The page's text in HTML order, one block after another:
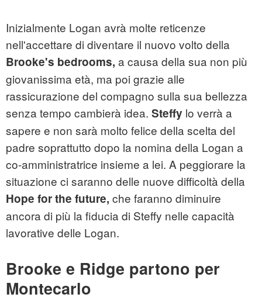
Inizialmente Logan avrà molte reticenze
nell'accettare di diventare il nuovo volto della
Brooke's bedrooms, a causa della sua non più
giovanissima età, ma poi grazie alle
rassicurazione del compagno sulla sua bellezza
senza tempo cambierà idea. Steffy lo verrà a
sapere e non sarà molto felice della scelta del
padre soprattutto dopo la nomina della Logan a
co-amministratrice insieme a lei. A peggiorare la
situazione ci saranno delle nuove difficoltà della
Hope for the future, che faranno diminuire
ancora di più la fiducia di Steffy nelle capacità
lavorative delle Logan.
Brooke e Ridge partono per
Montecarlo